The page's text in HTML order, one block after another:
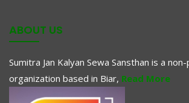
ABOUT US
Sumitra Jan Kalyan Sewa Sansthan is a
organization based in Biar, Read More